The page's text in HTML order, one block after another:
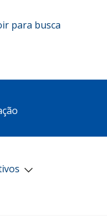
ir para busca